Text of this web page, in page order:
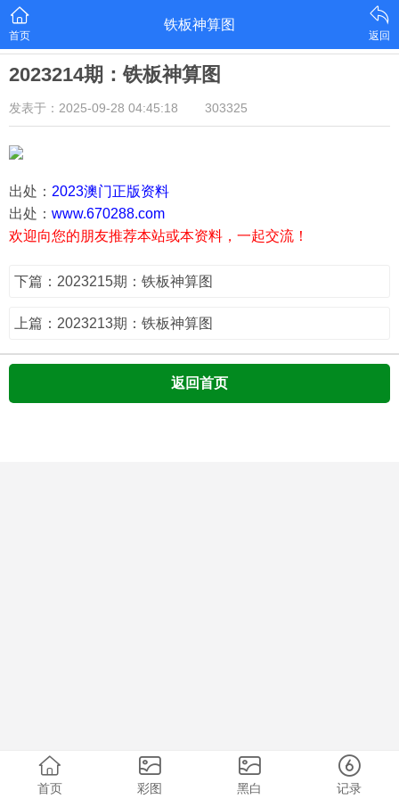
首页
铁板神算图
返回
2023214期：铁板神算图
发表于：2025-09-28 04:45:18 303325
出处： 2023澳门正版资料
出处： www.670288.com
欢迎向您的朋友推荐本站或本资料，一起交流！
下篇：2023215期：铁板神算图
上篇：2023213期：铁板神算图
返回首页
首页 彩图 黑白 记录